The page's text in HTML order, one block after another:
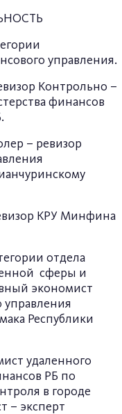
управления.
Контрольно –
финансов
– ревизор
КРУ Минфина
отдела
сферы и
экономист
Республики
удаленного
РБ по
в городе
– эксперт